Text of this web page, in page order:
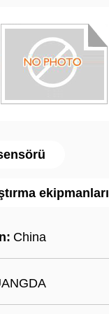
ekipmanları
China